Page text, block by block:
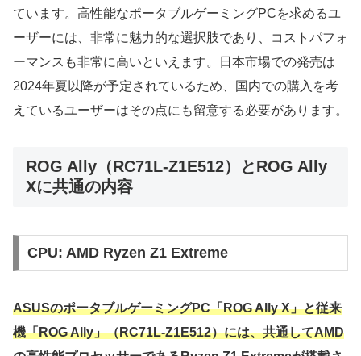
ています。高性能なポータブルゲーミングPCを求めるユ
ーザーには、非常に魅力的な選択肢であり、コストパフォ
ーマンスも非常に高いといえます。日本市場での発売は
2024年夏以降が予定されているため、国内での購入を考
えているユーザーはその点にも留意する必要があります。
ROG Ally（RC71L-Z1E512）とROG Ally
Xに共通の内容
CPU: AMD Ryzen Z1 Extreme
ASUSのポータブルゲーミングPC「ROG Ally X」と従来
機「ROG Ally」（RC71L-Z1E512）には、共通してAMD